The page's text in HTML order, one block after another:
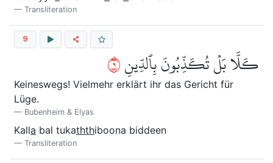
Transliteration
9
كـَلَّا بَلۡ تُكَذِّبُونَ بِٱلدِّينِ٩
Keineswegs! Vielmehr erklärt ihr das Gericht für
Lüge.
Bubenheim & Elyas
Kalla bal tukaththiboona biddeen
Transliteration